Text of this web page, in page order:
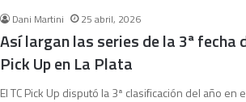
Dani Martini 25 abril, 2026
Así largan las series de la 3ª fecha
Pick Up en La Plata
El TC Pick Up disputó la 3ª clasificación del año en